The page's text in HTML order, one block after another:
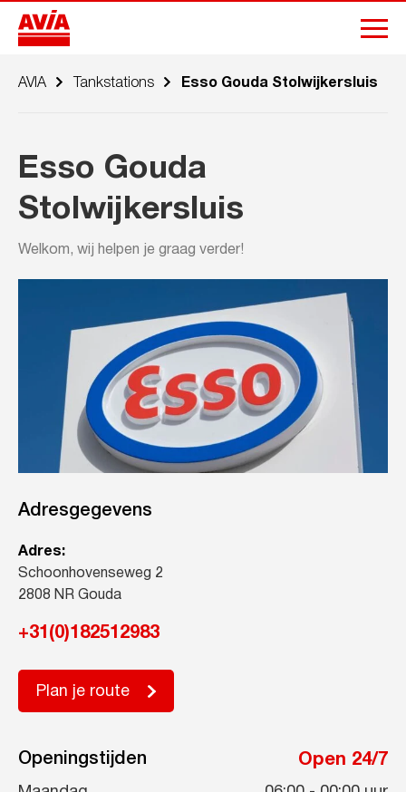
AVIA Tankstations Esso Gouda Stolwijkersluis
Esso Gouda
Stolwijkersluis
Welkom, wij helpen je graag verder!
Adresgegevens
Adres:
Schoonhovenseweg 2
2808 NR Gouda
+31(0)182512983
Plan je route
Openingstijden Open 24/7